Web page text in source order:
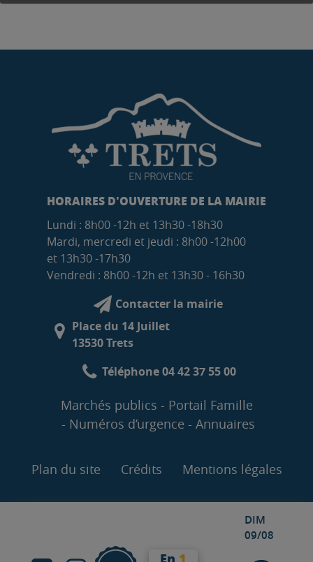
DIM
09/08
HORAIRES D'OUVERTURE DE LA MAIRIE
Lundi : 8h00 -12h et 13h30 -18h30
Mardi, mercredi et jeudi : 8h00 -12h00
et 13h30 -17h30
Vendredi : 8h00 -12h et 13h30 - 16h30
Contacter la mairie
Place du 14 Juillet
13530 Trets
Téléphone 04 42 37 55 00
Marchés publics
Portail Famille
Numéros d’urgence
Annuaires
Plan du site Crédits Mentions légales